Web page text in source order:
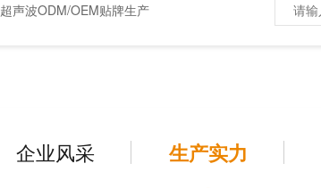
超声波ODM/OEM贴牌生产
企业风采 生产实力